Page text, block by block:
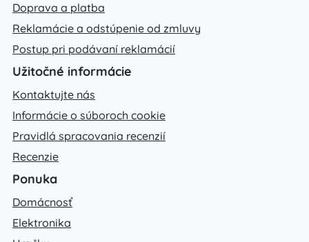
Doprava a platba
Reklamácie a odstúpenie od zmluvy
Postup pri podávaní reklamácií
Užitočné informácie
Kontaktujte nás
Informácie o súboroch cookie
Pravidlá spracovania recenzií
Recenzie
Ponuka
Domácnosť
Elektronika